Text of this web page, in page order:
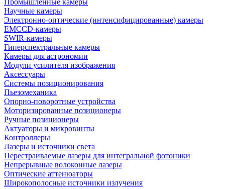
Промышленные камеры
Научные камеры
Электронно-оптические (интенсифицированные) камеры
EMCCD-камеры
SWIR-камеры
Гиперспектральные камеры
Камеры для астрономии
Модули усилителя изображения
Аксессуары
Системы позиционирования
Пьезомеханика
Опорно-поворотные устройства
Моторизированные позиционеры
Ручные позиционеры
Актуаторы и микровинты
Контроллеры
Лазеры и источники света
Перестраиваемые лазеры для интегральной фотоники
Непрерывные волоконные лазеры
Оптические аттенюаторы
Широкополосные источники излучения